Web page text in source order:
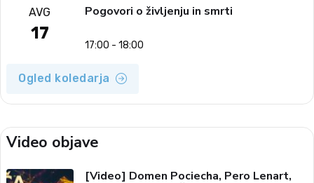
AVG
17
Pogovori o življenju in smrti
17:00 - 18:00
Ogled koledarja
Video objave
[Video] Domen Pociecha, Pero Lenart,